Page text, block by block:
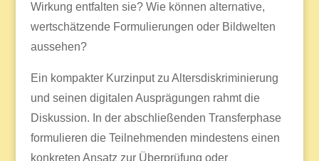
Wirkung entfalten sie? Wie können alternative,
wertschätzende Formulierungen oder Bildwelten
aussehen?
Ein kompakter Kurzinput zu Altersdiskriminierung
und seinen digitalen Ausprägungen rahmt die
Diskussion. In der abschließenden Transferphase
formulieren die Teilnehmenden mindestens einen
konkreten Ansatz zur Überprüfung oder